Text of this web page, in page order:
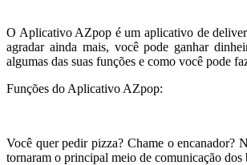
O Aplicativo AZpop é um aplicativo de
agradar ainda mais, você pode ganhar
algumas das suas funções e como você pode
Funções do Aplicativo AZpop:
Você quer pedir pizza? Chame o encanador?
tornaram o principal meio de comunicação